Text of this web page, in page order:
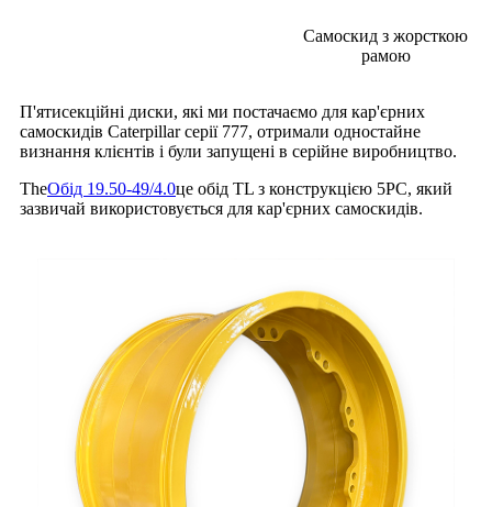
Самоскид з жорсткою
рамою
П'ятисекційні диски, які ми постачаємо для кар'єрних
самоскидів Caterpillar серії 777, отримали одностайне
визнання клієнтів і були запущені в серійне виробництво.
TheОбід 19.50-49/4.0це обід TL з конструкцією 5PC, який
зазвичай використовується для кар'єрних самоскидів.